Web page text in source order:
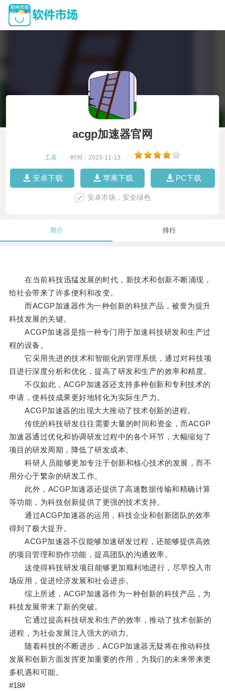
acgp加速器官网
工具 时间：2023-11-13
安卓下载 苹果下载 PC下载
安卓市场，安全绿色
简介 排行
在当前科技迅猛发展的时代，新技术和创新不断涌现，
给社会带来了许多便利和改变。
而ACGP加速器作为一种创新的科技产品，被誉为提升
科技发展的关键。
ACGP加速器是指一种专门用于加速科技研发和生产过
程的设备。
它采用先进的技术和智能化的管理系统，通过对科技项
目进行深度分析和优化，提高了研发和生产的效率和精度。
不仅如此，ACGP加速器还支持多种创新和专利技术的
申请，使科技成果更好地转化为实际生产力。
ACGP加速器的出现大大推动了技术创新的进程。
传统的科技研发往往需要大量的时间和资金，而ACGP
加速器通过优化和协调研发过程中的各个环节，大幅缩短了
项目的研发周期，降低了研发成本。
科研人员能够更加专注于创新和核心技术的发展，而不
用分心于繁杂的研发工作。
此外，ACGP加速器还提供了高速数据传输和精确计算
等功能，为科技创新提供了更强的技术支持。
通过ACGP加速器的运用，科技企业和创新团队的效率
得到了极大提升。
ACGP加速器不仅能够加速研发过程，还能够提供高效
的项目管理和协作功能，提高团队的沟通效率。
这使得科技研发项目能够更加顺利地进行，尽早投入市
场应用，促进经济发展和社会进步。
综上所述，ACGP加速器作为一种创新的科技产品，为
科技发展带来了新的突破。
它通过提高科技研发和生产的效率，推动了技术创新的
进程，为社会发展注入强大的动力。
随着科技的不断进步，ACGP加速器无疑将在推动科技
发展和创新方面发挥更加重要的作用，为我们的未来带来更
多机遇和可能。
#18#